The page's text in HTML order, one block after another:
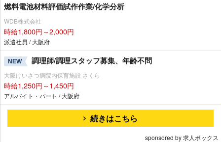
燃料電池材料評価試作作業/化学分析
WDB株式会社
時給1,800円～2,000円
派遣社員 / 大阪府
NEW 調理師/調理スタッフ募集、年齢不問
大阪けいさつ病院内保育施設 さくら
時給1,250円～1,450円
アルバイト・パート / 大阪府
続きはこちら
sponsored by 求人ボックス